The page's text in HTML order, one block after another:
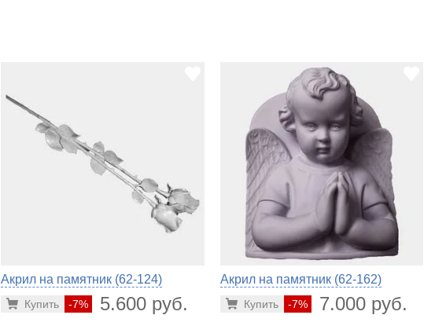
Акрил на памятник (62-124)
-7% 5.600 руб.
Купить
Акрил на памятник (62-162)
-7% 7.000 руб.
Купить